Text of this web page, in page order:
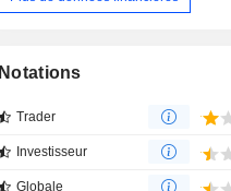
Notations
Trader
Investisseur
Globale